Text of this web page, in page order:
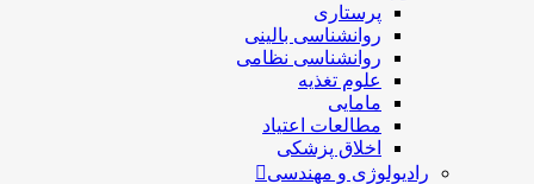
پرستاری
روانشناسی بالینی
روانشناسی نظامی
علوم تغذیه
مامایی
مطالعات اعتیاد
اخلاق پزشکی
رادیولوژی و مهندسی